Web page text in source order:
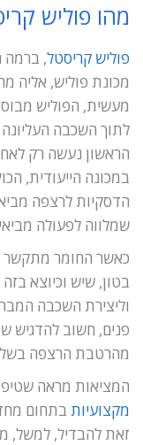
מהו פוליש
פוליש קריסטל, ברמה
מכונת פוליש, אליה
מעשית, הפוליש
לתוך השכבה
הראשון נעשה רק
במכונה הייעודית,
הדסקיות לרצפה
שמלווה לפעולה
כאשר החומר מתקשר
בטון, שיש וכיוצא
וליצירת השכבה
פנים, חשוב להדגיש
מהרטבת הרצפה
המציאות מראה
מקצועיות בתחום
זאת להבדיל, למשל,